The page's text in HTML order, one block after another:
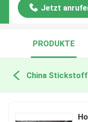
Jetzt
PRODUKTE
China